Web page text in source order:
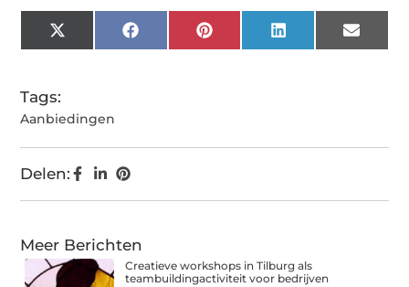
X
(Twitter)
FacebookPinterestLinkedIn Email
Tags:
Aanbiedingen
Delen:
Meer Berichten
Creatieve workshops in Tilburg als
teambuildingactiviteit voor bedrijven